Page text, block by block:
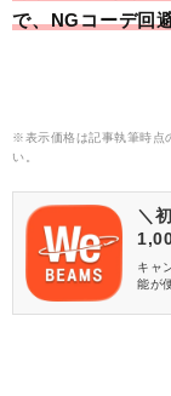
で、NGコーデ回
※表示価格は記事執筆時点
い。
＼
キャ
能が